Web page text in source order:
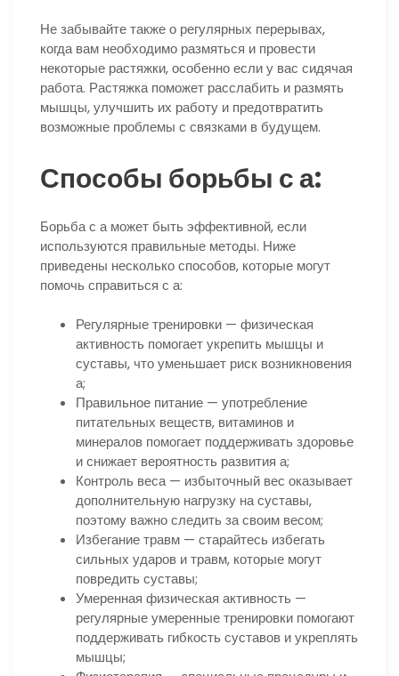
Не забывайте также о регулярных перерывах,
когда вам необходимо размяться и провести
некоторые растяжки, особенно если у вас сидячая
работа. Растяжка поможет расслабить и размять
мышцы, улучшить их работу и предотвратить
возможные проблемы с связками в будущем.
Способы борьбы с а:
Борьба с а может быть эффективной, если
используются правильные методы. Ниже
приведены несколько способов, которые могут
помочь справиться с а:
Регулярные тренировки — физическая
активность помогает укрепить мышцы и
суставы, что уменьшает риск возникновения
а;
Правильное питание — употребление
питательных веществ, витаминов и
минералов помогает поддерживать здоровье
и снижает вероятность развития а;
Контроль веса — избыточный вес оказывает
дополнительную нагрузку на суставы,
поэтому важно следить за своим весом;
Избегание травм — старайтесь избегать
сильных ударов и травм, которые могут
повредить суставы;
Умеренная физическая активность —
регулярные умеренные тренировки помогают
поддерживать гибкость суставов и укреплять
мышцы;